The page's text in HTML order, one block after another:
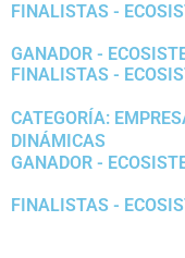
FINALISTAS -
GANADOR -
FINALISTAS -
CATEGORÍA:
DINÁMICAS
GANADOR -
FINALISTAS -